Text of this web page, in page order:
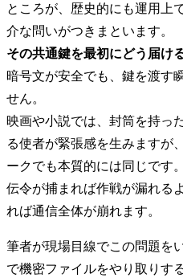
ところが、歴史的にも運用上
介な問いがつきまといます。
その共通鍵を最初にどう届け
暗号文が安全でも、鍵を渡す
せん。
映画や小説では、封筒を持っ
る使者が緊張感を生みますが
ークでも本質的には同じです。
伝令が捕まれば作戦が漏れる
れば通信全体が崩れます。
筆者が現場目線でこの問題を
で機密ファイルをやり取りす